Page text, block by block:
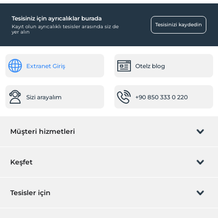
Havuz
Bebek karyolası
Klima
Deniz manzarası
Tesisiniz için ayrıcalıklar burada
Kayıt olun ayrıcalıklı tesisler arasında siz de
yer alın
Tesisinizi kaydedin
Extranet Giriş Otelz blog
Sizi arayalım +90 850 333 0 220
Müşteri hizmetleri
Rezervasyon yönet
Keşfet
Hediye Kart
Tesisler için